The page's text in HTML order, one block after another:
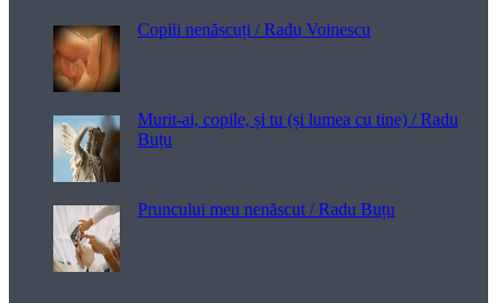
Copiii nenăscuți / Radu Voinescu
Murit-ai, copile, și tu (și lumea cu tine) / Radu
Buțu
Pruncului meu nenăscut / Radu Buțu